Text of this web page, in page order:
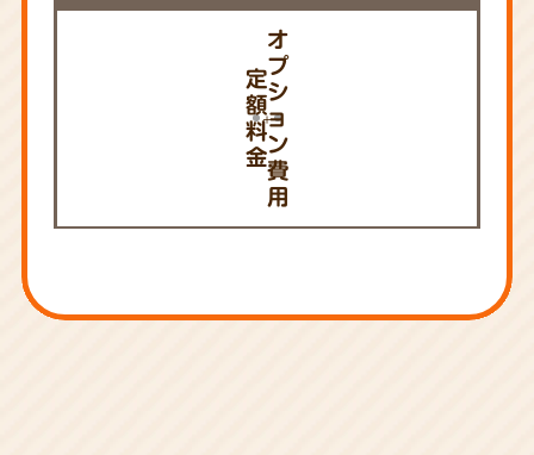
定
額
料
金
オ
プ
シ
ョ
ン
費
用